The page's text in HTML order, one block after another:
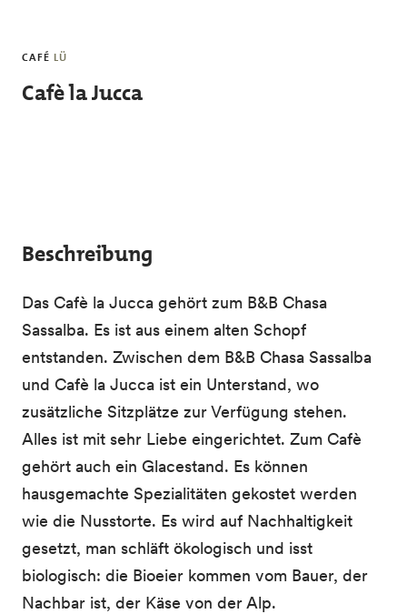
CAFÉ LÜ
Cafè la Jucca
Beschreibung
Das Cafè la Jucca gehört zum B&B Chasa
Sassalba. Es ist aus einem alten Schopf
entstanden. Zwischen dem B&B Chasa Sassalba
und Cafè la Jucca ist ein Unterstand, wo
zusätzliche Sitzplätze zur Verfügung stehen.
Alles ist mit sehr Liebe eingerichtet. Zum Cafè
gehört auch ein Glacestand. Es können
hausgemachte Spezialitäten gekostet werden
wie die Nusstorte. Es wird auf Nachhaltigkeit
gesetzt, man schläft ökologisch und isst
biologisch: die Bioeier kommen vom Bauer, der
Nachbar ist, der Käse von der Alp.